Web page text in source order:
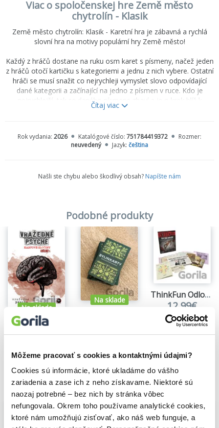
Môžeme pracovať s cookies a kontaktnými údajmi?
Cookies sú informácie, ktoré ukladáme do vášho
zariadenia a zase ich z neho získavame. Niektoré sú
naozaj potrebné – bez nich by stránka vôbec
nefungovala. Okrem toho používame analytické cookies,
ktoré nám umožňujú zisťovať, ako náš web funguje, a
Viac o spoločenskej hre Země město
chytrolín - Klasik
Země město chytrolín: Klasik - Karetní hra je zábavná a rychlá
slovní hra na motivy populární hry Země město!
Každý z hráčů dostane na ruku osm karet s písmeny, načež jeden
z hráčů otočí kartičku s kategoriemi a jednu z nich vybere. Ostatní
hráči se musí snažit co nejrychleji vymyslet slovo odpovídající
dané kategorii a začínající na jedno z písmen v ruce. Kdo je
nejrychlejší, tak se daného písmene zbaví a je o krok blíž k
vítězství! Cílem je totiž zbavit se všech karet!
"země", přes "něco většího než slon" po "něco v kabelce" či
"typické pro Česko". Hned tak se neohraje, a to i díky tomu, že
Země město chytrolín: Klasik - Karetní hra nezkazí žádnou zábavu!
Délka hry: 20 min
Čítaj viac
Rok vydania: 2026 Katalógové číslo: 751784419372
Rozmer:
neuvedený
Jazyk: čeština
Našli ste chybu alebo škodlivý obsah? Napíšte nám
Podobné produkty
Na sklade
Peter Brestovanský
18,90€
Na sklade
10,80€
ThinkFun Odložené případy: Špetka vraždy
12,99€
Vybrané pre teba